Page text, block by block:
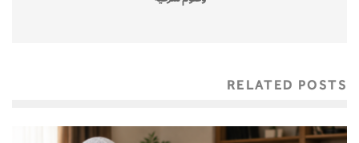
RELATED POSTS